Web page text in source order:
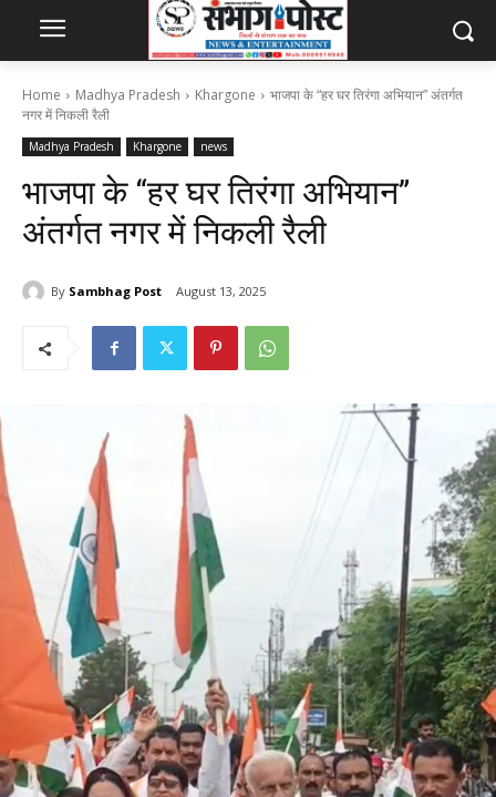
Home Madhya Pradesh Khargone
भाजपा के “हर घर तिरंगा अभियान” अंतर्गत
नगर में निकली रैली
Madhya Pradesh Khargone news
भाजपा के “हर घर तिरंगा अभियान”
अंतर्गत नगर में निकली रैली
By Sambhag Post August 13, 2025